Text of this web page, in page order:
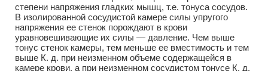
степени напряжения гладких мышц, т.е. тонуса сосудов.
В изолированной сосудистой камере силы упругого
напряжения ее стенок порождают в крови
уравновешивающие их силы — давление. Чем выше
тонус стенок камеры, тем меньше ее вместимость и тем
выше К. д. при неизменном объеме содержащейся в
камере крови, а при неизменном сосудистом тонусе К. д.